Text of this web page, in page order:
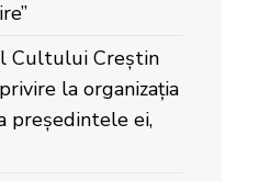
Cultului Creștin
la organizația
președintele ei,